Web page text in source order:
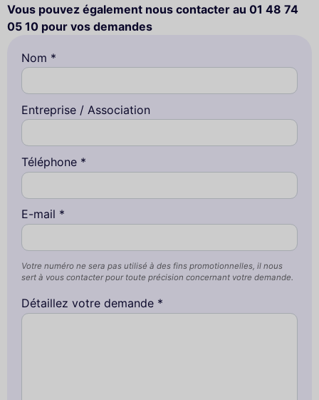
Vous pouvez également nous contacter au 01 48 74
05 10 pour vos demandes
Nom *
Entreprise / Association
Téléphone *
E-mail *
Votre numéro ne sera pas utilisé à des fins promotionnelles, il nous
sert à vous contacter pour toute précision concernant votre demande.
Détaillez votre demande *